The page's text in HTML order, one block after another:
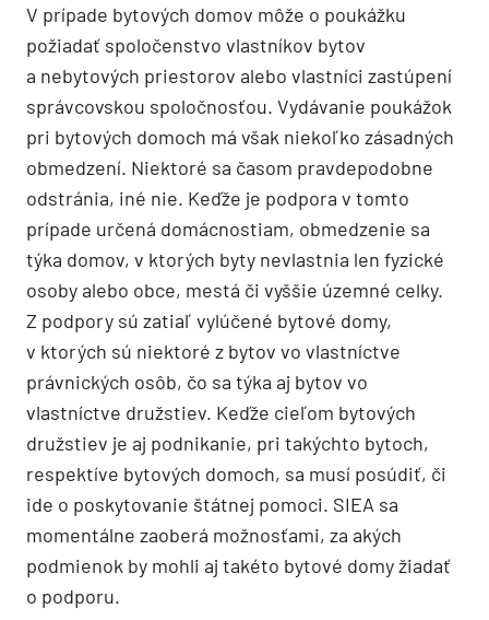
V prípade bytových domov môže o poukážku
požiadať spoločenstvo vlastníkov bytov
a nebytových priestorov alebo vlastníci zastúpení
správcovskou spoločnosťou. Vydávanie poukážok
pri bytových domoch má však niekoľko zásadných
obmedzení. Niektoré sa časom pravdepodobne
odstránia, iné nie. Keďže je podpora v tomto
prípade určená domácnostiam, obmedzenie sa
týka domov, v ktorých byty nevlastnia len fyzické
osoby alebo obce, mestá či vyššie územné celky.
Z podpory sú zatiaľ vylúčené bytové domy,
v ktorých sú niektoré z bytov vo vlastníctve
právnických osôb, čo sa týka aj bytov vo
vlastníctve družstiev. Keďže cieľom bytových
družstiev je aj podnikanie, pri takýchto bytoch,
respektíve bytových domoch, sa musí posúdiť, či
ide o poskytovanie štátnej pomoci. SIEA sa
momentálne zaoberá možnosťami, za akých
podmienok by mohli aj takéto bytové domy žiadať
o podporu.